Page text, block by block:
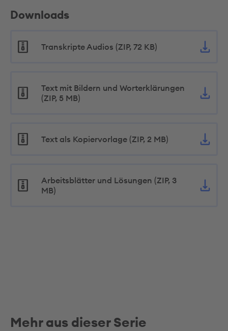
Downloads
Transkripte Audios (ZIP, 72 KB)
Text mit Bildern und Worterklärungen
(ZIP, 5 MB)
Text als Kopiervorlage (ZIP, 2 MB)
Arbeitsblätter und Lösungen (ZIP, 3
MB)
Mehr aus dieser Serie